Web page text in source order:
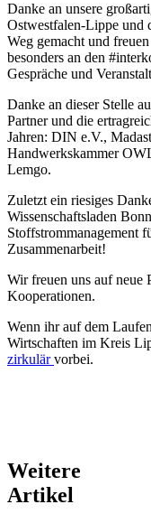
Danke an unsere
Ostwestfalen-Lippe und
Weg gemacht und
besonders an den
Gespräche und
Danke an dieser Stelle
Partner und die
Jahren: DIN e.V.,
Handwerkskammer
Lemgo.
Zuletzt ein riesiges
Wissenschaftsladen
Stoffstrommanagement
Zusammenarbeit!
Wir freuen uns auf neue
Kooperationen.
Wenn ihr auf dem
Wirtschaften im Kreis
zirkulärvorbei.
Weitere
Artikel